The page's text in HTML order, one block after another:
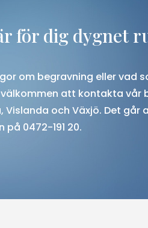
för dig dygnet
om begravning eller vad
att kontakta vår
Vislanda och Växjö. Det går
0472-191 20.